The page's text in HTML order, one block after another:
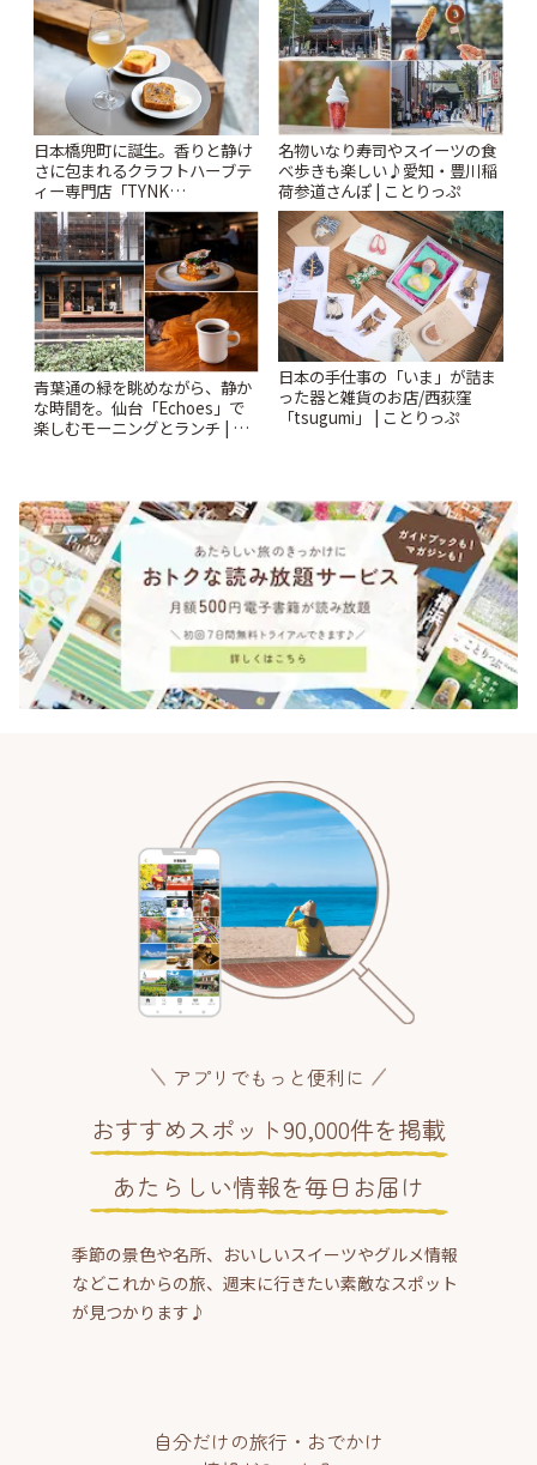
日本橋兜町に誕生。香りと静け
さに包まれるクラフトハーブテ
ィー専門店「TYNK
Kabutocho」 | ことりっぷ
名物いなり寿司やスイーツの食
べ歩きも楽しい♪愛知・豊川稲
荷参道さんぽ | ことりっぷ
青葉通の緑を眺めながら、静か
な時間を。仙台「Echoes」で
楽しむモーニングとランチ | こ
日本の手仕事の「いま」が詰ま
った器と雑貨のお店/西荻窪
「tsugumi」 | ことりっぷ
アプリでもっと便利に
おすすめスポット90,000件を掲載
あたらしい情報を毎日お届け
季節の景色や名所、おいしいスイーツやグルメ情報
などこれからの旅、週末に行きたい素敵なスポット
が見つかります♪
自分だけの旅行・おでかけ